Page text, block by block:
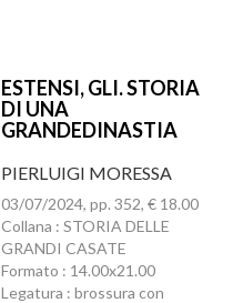
ESTENSI, GLI. STORIA
DI UNA
GRANDEDINASTIA
PIERLUIGI MORESSA
03/07/2024, pp. 352, € 18.00
Collana : STORIA DELLE
GRANDI CASATE
Formato : 14.00x21.00
Legatura : brossura con